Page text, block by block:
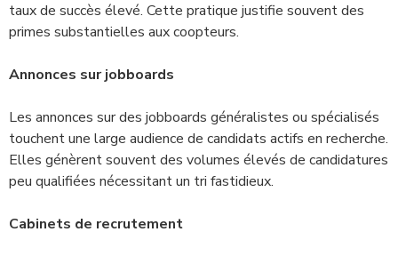
taux de succès élevé. Cette pratique justifie souvent des
primes substantielles aux coopteurs.
Annonces sur jobboards
Les annonces sur des jobboards généralistes ou spécialisés
touchent une large audience de candidats actifs en recherche.
Elles génèrent souvent des volumes élevés de candidatures
peu qualifiées nécessitant un tri fastidieux.
Cabinets de recrutement